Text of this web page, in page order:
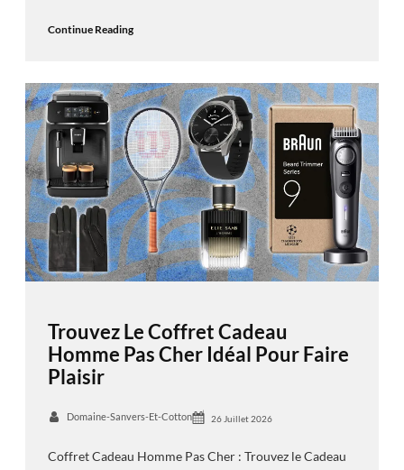
Continue Reading
Trouvez Le Coffret Cadeau
Homme Pas Cher Idéal Pour Faire
Plaisir
Domaine-Sanvers-Et-Cotton 26 Juillet 2026
Coffret Cadeau Homme Pas Cher : Trouvez le Cadeau